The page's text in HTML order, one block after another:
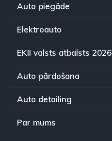
Auto piegāde
Elektroauto
EKII valsts atbalsts 2026
Auto pārdošana
Auto detailing
Par mums